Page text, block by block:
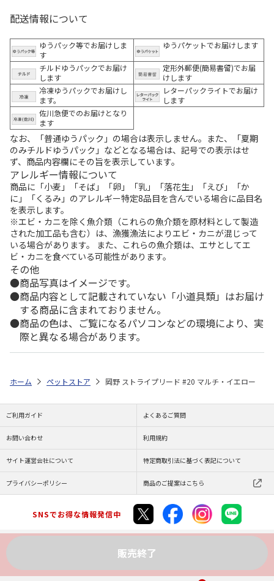
配送情報について
ゆうパック等でお届けしま
す
ゆうパケットでお届けします
チルドゆうパックでお届け
します
定形外郵便(簡易書留)でお届
けします
冷凍ゆうパックでお届けし
ます。
レターパックライトでお届け
します
佐川急便でのお届けとなり
ます
なお、「普通ゆうパック」の場合は表示しません。また、「夏期
のみチルドゆうパック」などとなる場合は、記号での表示はせ
ず、商品内容欄にその旨を表示しています。
アレルギー情報について
商品に「小麦」「そば」「卵」「乳」「落花生」「えび」「か
に」「くるみ」のアレルギー特定8品目を含んでいる場合に品目名
を表示します。
※エビ・カニを除く魚介類（これらの魚介類を原材料として製造
された加工品も含む）は、漁獲漁法によりエビ・カニが混じって
いる場合があります。 また、これらの魚介類は、エサとしてエ
ビ・カニを食べている可能性があります。
その他
商品写真はイメージです。
商品内容として記載されていない「小道具類」はお届け
する商品に含まれておりません。
商品の色は、ご覧になるパソコンなどの環境により、実
際と異なる場合があります。
販売終了
ホーム ペットストア 岡野 ストライプリード #20 マルチ・イエロー
ご利用ガイド よくあるご質問
お問い合わせ 利用規約
サイト運営会社について 特定商取引法に基づく表記について
プライバシーポリシー 商品のご提案はこちら
SNSでお得な情報発信中